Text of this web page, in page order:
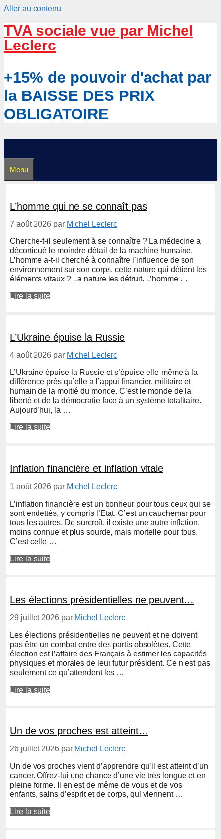
Aller au contenu
TVA sociale vue par Michel
Leclerc
+15% de pouvoir d'achat par
la BAISSE DES PRIX
OBLIGATOIRE
Menu
L’homme qui ne se connaît pas
7 août 2026 par Michel Leclerc
Cherche-t-il seulement à se connaître ? La médecine a
décortiqué le moindre détail de la machine humaine.
L’homme a-t-il cherché à connaître l’influence de son
environnement sur son corps, cette nature qui détient les
éléments vitaux ? La nature les détruit. L’homme …
Lire la suite
L’Ukraine épuise la Russie
4 août 2026 par Michel Leclerc
L’Ukraine épuise la Russie et s’épuise elle-même à la
différence près qu’elle a l’appui financier, militaire et
humain de la moitié du monde. C’est le monde de la
liberté et de la démocratie face à un système totalitaire.
Aujourd’hui, la …
Lire la suite
Inflation financière et inflation vitale
1 août 2026 par Michel Leclerc
L’inflation financière est un bonheur pour tous ceux qui se
sont endettés, y compris l’Etat. C’est un cauchemar pour
tous les autres. De surcroît, il existe une autre inflation,
moins connue et plus sourde, mais mortelle pour tous.
C’est celle …
Lire la suite
Les élections présidentielles ne peuvent…
29 juillet 2026 par Michel Leclerc
Les élections présidentielles ne peuvent et ne doivent
pas être un combat entre des partis obsolètes. Cette
élection est l’affaire des Français à estimer les capacités
physiques et morales de leur futur président. Ce n’est pas
seulement ce qu’attendent les …
Lire la suite
Un de vos proches est atteint…
26 juillet 2026 par Michel Leclerc
Un de vos proches vient d’apprendre qu’il est atteint d’un
cancer. Offrez-lui une chance d’une vie très longue et en
pleine forme. Il en est de même de vous et de vos
enfants, sains d’esprit et de corps, qui viennent …
Lire la suite